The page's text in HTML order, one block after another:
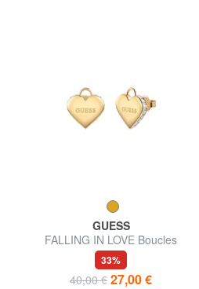
GUESS
FALLING IN LOVE Boucles
d'oreilles en forme de cœur
33%
40,00 € 27,00 €